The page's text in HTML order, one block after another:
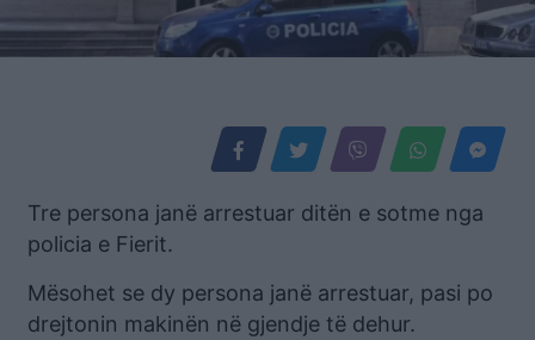
Tre persona janë arrestuar ditën e sotme nga
policia e Fierit.
Mësohet se dy persona janë arrestuar, pasi po
drejtonin makinën në gjendje të dehur.